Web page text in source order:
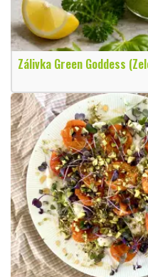
Zálivka Green Goddess